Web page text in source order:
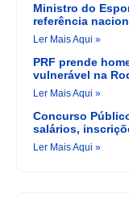
Ministro do
referência
Ler Mais Aqui »
PRF prende
vulnerável na
Ler Mais Aqui »
Concurso
salários,
Ler Mais Aqui »